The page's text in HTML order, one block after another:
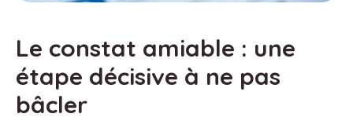
Le constat amiable : une
étape décisive à ne pas
bâcler